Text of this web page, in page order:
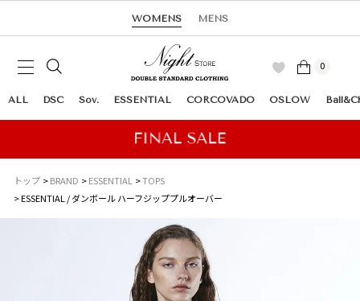
WOMENS MENS
0
ALL DSC Sov. ESSENTIAL CORCOVADO OSLOW
トップ BRAND ESSENTIAL
TOPS
ESSENTIAL / ダンボール ハーフジッププルオーバー